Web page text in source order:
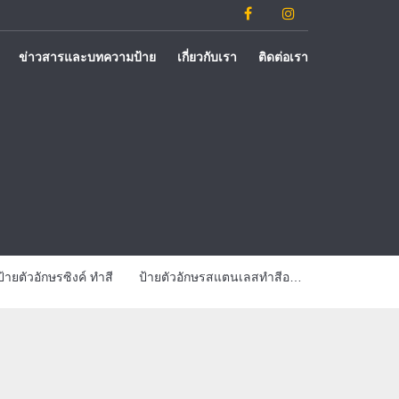
ข่าวสารและบทความป้าย เกี่ยวกับเรา ติดต่อเรา
ายตัวอักษรซิงค์ ทำสี